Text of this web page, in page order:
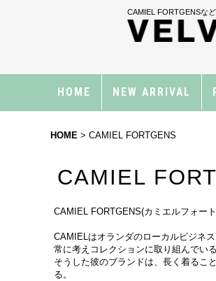
CAMIEL FORTGENSな
HOME NEW ARRIVAL
HOME > CAMIEL FORTGENS
CAMIEL
CAMIEL FORTGENS(カミエルフォー
CAMIELはオランダのローカルビジネ
常に考えコレクションに取り組んでいる
そうした彼のブランドは、長く着るこ
る。